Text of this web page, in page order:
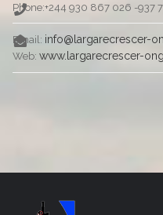
Phone:+244 930 867 026 -937
Email: info@largarecrescer-
Web: www.largarecrescer-